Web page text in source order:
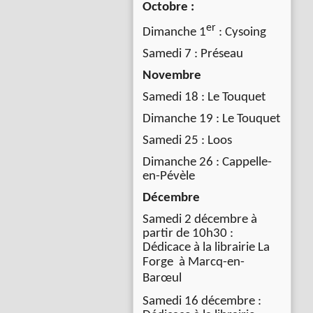
Octobre :
Dimanche 1er : Cysoing
Samedi 7 : Préseau
Novembre
Samedi 18 : Le Touquet
Dimanche 19 : Le Touquet
Samedi 25 : Loos
Dimanche 26 : Cappelle-
en-Pévèle
Décembre
Samedi 2 décembre à
partir de 10h30 :
Dédicace à la librairie La
Forge à Marcq-en-
Barœul
Samedi 16 décembre :